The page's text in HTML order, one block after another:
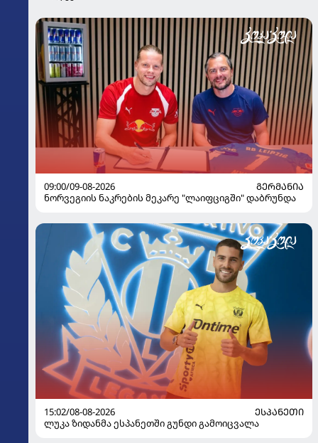
09:00/09-08-2026
ᲒᲔᲠᲛᲐᲜᲘᲐ
ნორვეგიის ნაკრების მეკარე "ლაიფციგში" დაბრუნდა
15:02/08-08-2026
ᲔᲡᲞᲐᲜᲔᲗᲘ
ლუკა ზიდანმა ესპანეთში გუნდი გამოიცვალა